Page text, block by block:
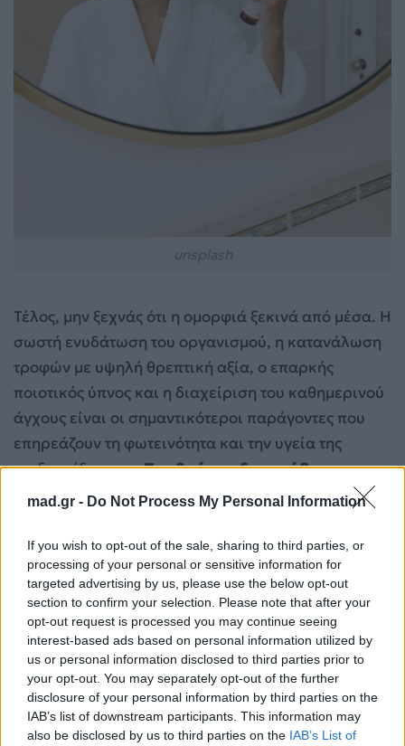
mad.gr - Do Not Process My Personal Information
If you wish to opt-out of the sale, sharing to third parties, or
processing of your personal or sensitive information for
targeted advertising by us, please use the below opt-out
section to confirm your selection. Please note that after your
opt-out request is processed you may continue seeing
interest-based ads based on personal information utilized by
us or personal information disclosed to third parties prior to
your opt-out. You may separately opt-out of the further
disclosure of your personal information by third parties on the
IAB’s list of downstream participants. This information may
also be disclosed by us to third parties on the IAB’s List of
Τέλος, μην ξεχνάς ότι η ομορφιά ξεκινά από μέσα. Η
σωστή ενυδάτωση του οργανισμού, η κατανάλωση
τροφών με υψηλή θρεπτική αξία, ο επαρκής
ποιοτικός ύπνος και η διαχείριση του καθημερινού
άγχους είναι οι σημαντικότεροι παράγοντες που
επηρεάζουν τη φωτεινότητα και την υγεία της
επιδερμίδας σου.Το «θαύμα» δεν κρύβεται σε
ένα φύλλο αλόης, αλλά στη φροντίδα που